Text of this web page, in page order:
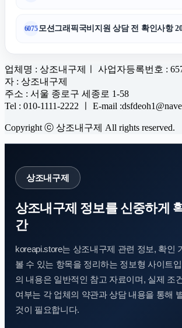
6075모션그래픽국비지원 상담 전 확인사항
업체명 : 상조내구제ㅣ 사업자등록번호 :
자 : 상조내구제
주소 : 서울 종로구 세종로 1-58
Tel : 010-1111-2222 ㅣ E-mail
Copyright ⓒ 상조내구제 All rights reserved.
상조내구제
상조내구제 정보를 신중하게
간
koreapi.store는 상조내구제 관련 정보, 확인
볼 수 있는 항목을 정리하는 정보형 사이트
의 내용은 일반적인 참고 자료이며, 실제 조
여부는 각 업체의 약관과 상담 내용을 통해
것이 필요합니다.